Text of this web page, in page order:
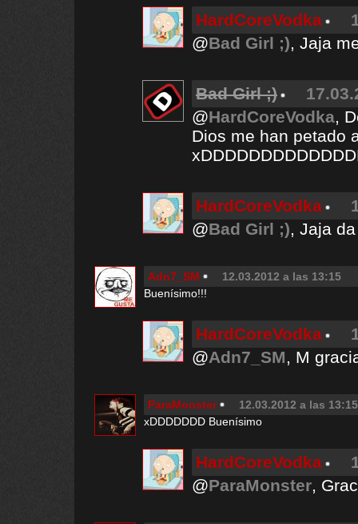
HardCoreVodka
@Bad Girl ;), Jaja
Bad Girl ;)
@HardCoreVodka,
Dios me han petado
HardCoreVodka
@Bad Girl ;), Jaja
Adn7_SM
12.03.2012 a las 13:15
Buenísimo!!!
HardCoreVodka
@Adn7_SM, M
ParaMonster
12.03.2012 a las 13:15
xDDDDDDD Buenísimo
HardCoreVodka
@ParaMonster,